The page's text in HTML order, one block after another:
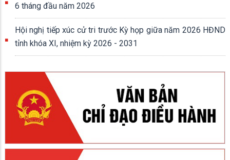
6 tháng đầu năm 2026
Hội nghị tiếp xúc cử tri trước Kỳ họp giữa năm 2026 HĐND
tỉnh khóa XI, nhiệm kỳ 2026 - 2031